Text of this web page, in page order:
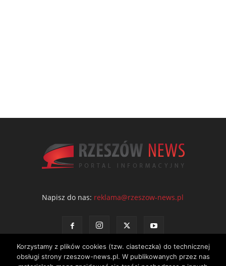
Napisz do nas: reklama@rzeszow-news.pl
Korzystamy z plików cookies (tzw. ciasteczka) do technicznej
obsługi strony rzeszow-news.pl. W publikowanych przez nas